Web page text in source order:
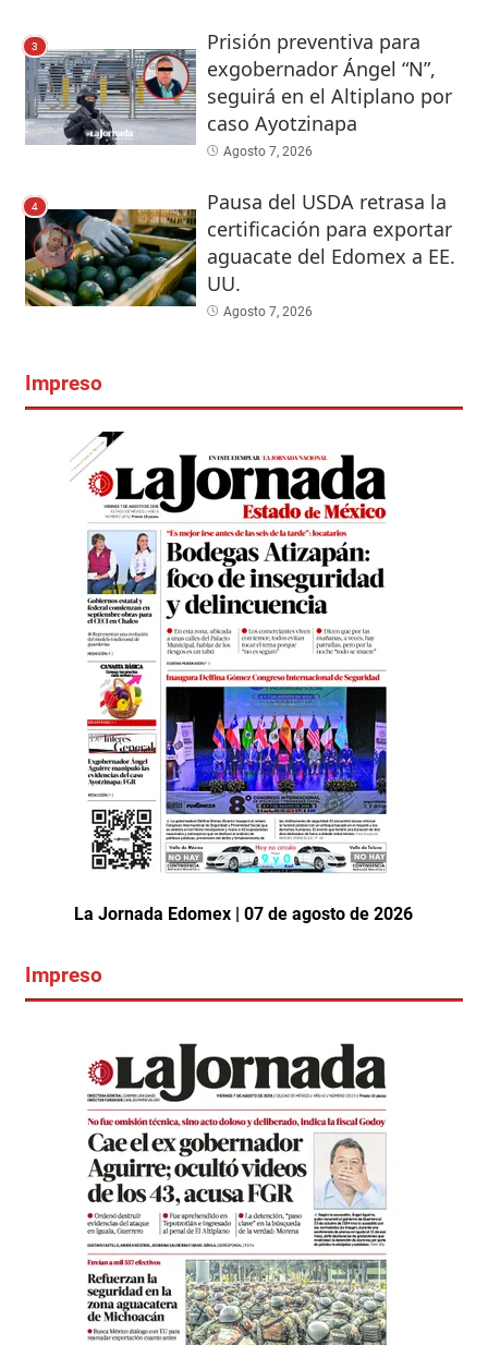
3
Prisión preventiva para
exgobernador Ángel “N”,
seguirá en el Altiplano por
caso Ayotzinapa
Agosto 7, 2026
4
Pausa del USDA retrasa la
certificación para exportar
aguacate del Edomex a EE.
UU.
Agosto 7, 2026
Impreso
La Jornada Edomex | 07 de agosto de 2026
Impreso